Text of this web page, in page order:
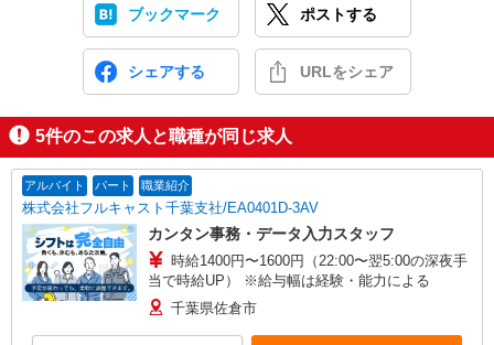
ブックマーク ポストする
シェアする URLをシェア
5件のこの求人と職種が同じ求人
アルバイト パート 職業紹介
株式会社フルキャスト千葉支社/EA0401D-3AV
カンタン事務・データ入力スタッフ
時給1400円〜1600円（22:00〜翌5:00の深夜手
当で時給UP） ※給与幅は経験・能力による
千葉県佐倉市